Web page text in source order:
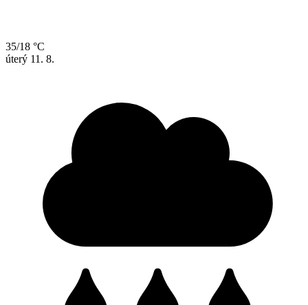
35/18 °C
úterý 11. 8.